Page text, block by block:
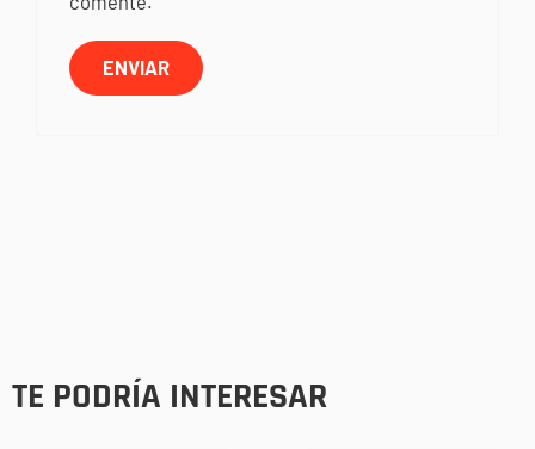
TE PODRÍA INTERESAR